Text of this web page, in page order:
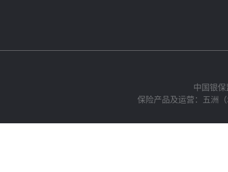
中国银
保险产品及运营：五洲